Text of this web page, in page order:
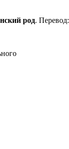
род. Перевод: